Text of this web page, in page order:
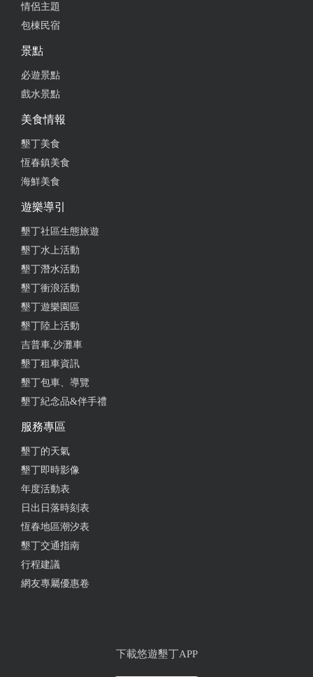
情侶主題
包棟民宿
景點
必遊景點
戲水景點
美食情報
墾丁美食
恆春鎮美食
海鮮美食
遊樂導引
墾丁社區生態旅遊
墾丁水上活動
墾丁潛水活動
墾丁衝浪活動
墾丁遊樂園區
墾丁陸上活動
吉普車,沙灘車
墾丁租車資訊
墾丁包車、導覽
墾丁紀念品&伴手禮
服務專區
墾丁的天氣
墾丁即時影像
年度活動表
日出日落時刻表
恆春地區潮汐表
墾丁交通指南
行程建議
網友專屬優惠卷
下載悠遊墾丁APP